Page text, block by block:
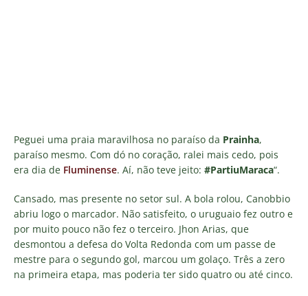
Peguei uma praia maravilhosa no paraíso da Prainha,
paraíso mesmo. Com dó no coração, ralei mais cedo, pois
era dia de Fluminense. Aí, não teve jeito: #PartiuMaraca“.
Cansado, mas presente no setor sul. A bola rolou, Canobbio
abriu logo o marcador. Não satisfeito, o uruguaio fez outro e
por muito pouco não fez o terceiro. Jhon Arias, que
desmontou a defesa do Volta Redonda com um passe de
mestre para o segundo gol, marcou um golaço. Três a zero
na primeira etapa, mas poderia ter sido quatro ou até cinco.